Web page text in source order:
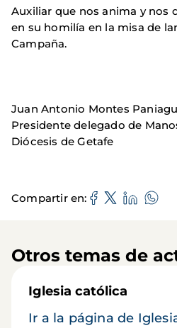
Auxiliar que nos anima y nos
en su homilía en la misa de
Campaña.
Juan Antonio Montes
Presidente delegado de
Diócesis de Getafe
Compartir en
Otros temas de
Iglesia católica
Ir a la página de